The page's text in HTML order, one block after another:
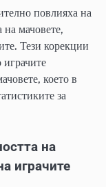
повлияха на
мачовете,
Тези корекции
което в
за
на
играчите